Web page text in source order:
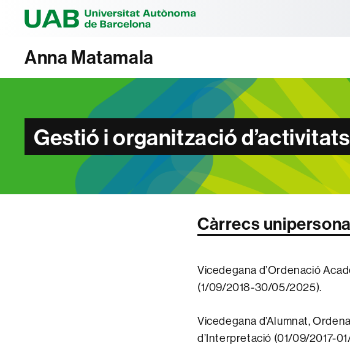
Anna Matamala
Gestió i organització d’activitats
Càrrecs
Vicedegana d’Ordenació
(1/09/2018-30/05/2025).
Vicedegana d’Alumnat,
d’Interpretació (01/09/2017-